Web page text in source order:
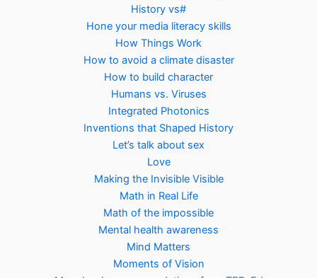
History vs#
Hone your media literacy skills
How Things Work
How to avoid a climate disaster
How to build character
Humans vs. Viruses
Integrated Photonics
Inventions that Shaped History
Let’s talk about sex
Love
Making the Invisible Visible
Math in Real Life
Math of the impossible
Mental health awareness
Mind Matters
Moments of Vision